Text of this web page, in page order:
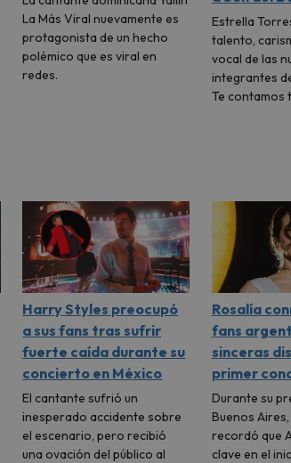
La Más Viral nuevamente es
protagonista de un hecho
polémico que es viral en
redes.
Estrella
talento,
vocal de las
integrantes
Te contamos
Harry Styles preocupó
a sus fans tras sufrir
fuerte caída durante su
concierto en México
El cantante sufrió un
inesperado accidente sobre
el escenario, pero recibió
una ovación del público al
Rosalía
fans
sinceras
primer
Durante su
Buenos
recordó que
clave en el